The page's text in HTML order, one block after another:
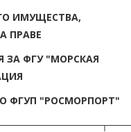
ИМУЩЕСТВА,
ПРАВЕ
ЗА ФГУ "МОРСКАЯ
ФГУП "РОСМОРПОРТ"